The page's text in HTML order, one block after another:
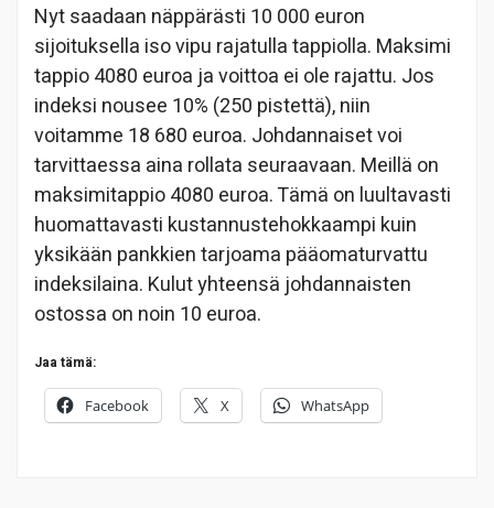
Nyt saadaan näppärästi 10 000 euron
sijoituksella iso vipu rajatulla tappiolla. Maksimi
tappio 4080 euroa ja voittoa ei ole rajattu. Jos
indeksi nousee 10% (250 pistettä), niin
voitamme 18 680 euroa. Johdannaiset voi
tarvittaessa aina rollata seuraavaan. Meillä on
maksimitappio 4080 euroa. Tämä on luultavasti
huomattavasti kustannustehokkaampi kuin
yksikään pankkien tarjoama pääomaturvattu
indeksilaina. Kulut yhteensä johdannaisten
ostossa on noin 10 euroa.
Jaa tämä:
Facebook X WhatsApp